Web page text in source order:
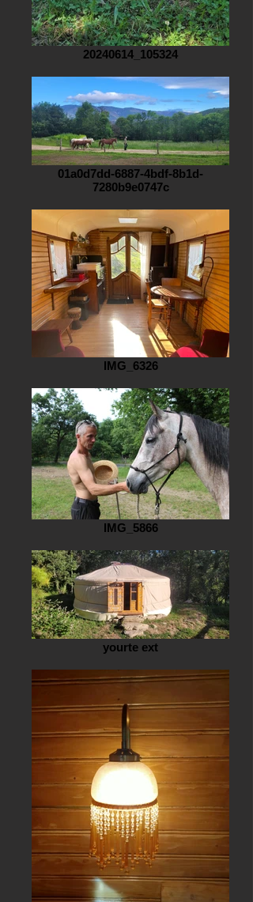
20240614_105324
01a0d7dd-6887-4bdf-8b1d-
7280b9e0747c
IMG_6326
IMG_5866
yourte ext